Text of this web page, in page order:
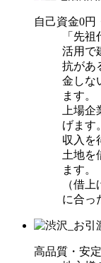
自己資金0円
「先
活用で
抗があ
金しな
ます。
上場
げます
収入を
土地を
ます。
（借
に合っ
高品質・安